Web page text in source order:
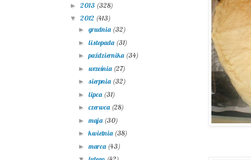
► 2013 (328)
▼ 2012 (413)
► grudnia (32)
► listopada (31)
►października (34)
► września (27)
► sierpnia (32)
► lipca (31)
►czerwca (28)
► maja (30)
►kwietnia (38)
► marca (43)